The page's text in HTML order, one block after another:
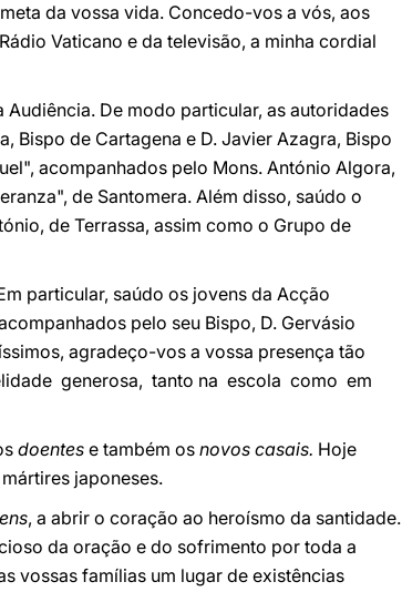
da vossa vida. Concedo-vos a vós, aos
Vaticano e da televisão, a minha cordial
De modo particular, as autoridades
Bispo de Cartagena e D. Javier Azagra, Bispo
acompanhados pelo Mons. António Algora,
de Santomera. Além disso, saúdo o
de Terrassa, assim como o Grupo de
particular, saúdo os jovens da Acção
pelo seu Bispo, D. Gervásio
agradeço-vos a vossa presença tão
generosa, tanto na escola como em
doentes e também os novos casais. Hoje
japoneses.
, a abrir o coração ao heroísmo da santidade.
da oração e do sofrimento por toda a
vossas famílias um lugar de existências